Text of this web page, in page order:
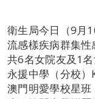
衛生局今日（9月
流感樣疾病群集性
共6名女院友及1
永援中學（分校）
澳門明愛學校星